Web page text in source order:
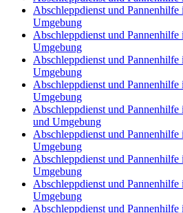
Abschleppdienst und
Umgebung
Abschleppdienst und Pannenhilfe
Umgebung
Abschleppdienst und
Umgebung
Abschleppdienst und
Umgebung
Abschleppdienst und
und Umgebung
Abschleppdienst und
Umgebung
Abschleppdienst und Pannenhilfe
Umgebung
Abschleppdienst und
Umgebung
Abschleppdienst und